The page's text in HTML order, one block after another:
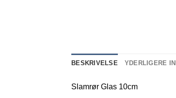
BESKRIVELSE YDERLIGERE
Slamrør Glas 10cm